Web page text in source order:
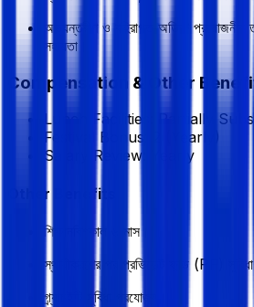
অভ্যন্তরীণ ও বহিরাগত অডিটে প্রয়োজনীয়
সহায়তা।
Compensation & Other
Lunch Facilities:
Partially
Festival Bonus:
(Yearly)
Salary Review:
Yearly
Other Benefits
শিক্ষানবিশকাল ৬ মাস।
স্থায়ীকরণের পর প্রভিডেন্ট ফান্ড (PF) সুবিধা
গ্র্যাচুইটি সুবিধা প্রযোজ্য।